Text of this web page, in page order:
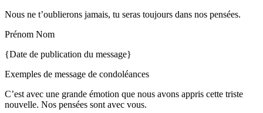
Nous ne t’oublierons jamais, tu seras toujours dans nos pensées.
Prénom Nom
{Date de publication du message}
Exemples de message de condoléances
C’est avec une grande émotion que nous avons appris cette triste
nouvelle. Nos pensées sont avec vous.